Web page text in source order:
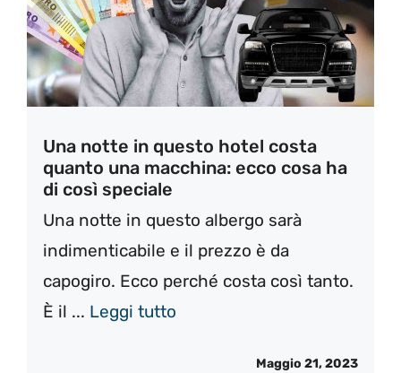
Una notte in questo hotel costa
quanto una macchina: ecco cosa ha
di così speciale
Una notte in questo albergo sarà
indimenticabile e il prezzo è da
capogiro. Ecco perché costa così tanto.
È il ... Leggi tutto
Maggio 21, 2023